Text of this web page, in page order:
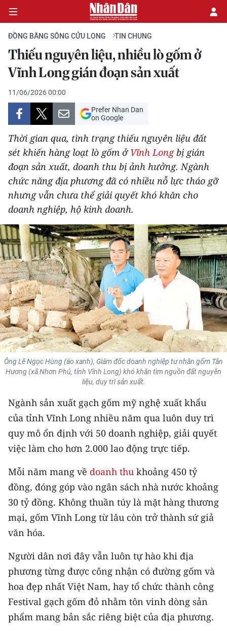
CHÍNH TRỊ
KINH TẾ
VĂN HÓA
XÃ HỘI
PHÁP LUẬT
DU LỊCH
THẾ GIỚI
THỂ THAO
GIÁO DỤC
Y TẾ
KHOA HỌC - CÔNG NGHỆ
MÔI TRƯỜNG
BẠN ĐỌC
KIỂM CHỨNG THÔNG TIN
TRI THỨC CHUYÊN SÂU
54 DÂN TỘC VIỆT NAM
MỘT SẢN PHẨM
RADIO
MEDIA CENTER
E-Magazine
Video
Media Chính trị
Media Kinh tế
ĐỒNG BẰNG SÔNG CỬU LONG TIN CHUNG
Thiếu nguyên liệu, nhiều lò gốm ở
Vĩnh Long gián đoạn sản xuất
11/06/2026 00:00
Prefer Nhan Dan
on Google
Thời gian qua, tình trạng thiếu nguyên liệu đất
sét khiến hàng loạt lò gốm ở Vĩnh Longbị gián
đoạn sản xuất, doanh thu bị ảnh hưởng. Ngành
chức năng địa phương đã có nhiều nỗ lực tháo gỡ
nhưng vẫn chưa thể giải quyết khó khăn cho
doanh nghiệp, hộ kinh doanh.
Ông Lê Ngọc Hùng (áo xanh), Giám đốc doanh nghiệp tư nhân gốm Tân
Hương (xã Nhơn Phú, tỉnh Vĩnh Long) khó khăn tìm nguồn đất nguyên
liệu, duy trì sản xuất.
Ngành sản xuất gạch gốm mỹ nghệ xuất khẩu
của tỉnh Vĩnh Long nhiều năm qua luôn duy trì
quy mô ổn định với 50 doanh nghiệp, giải quyết
việc làm cho hơn 2.000 lao động trực tiếp.
Mỗi năm mang về doanh thu khoảng 450 tỷ
đồng, đóng góp vào ngân sách nhà nước khoảng
30 tỷ đồng. Không thuần túy là mặt hàng thương
mại, gốm Vĩnh Long từ lâu còn trở thành sứ giả
văn hóa.
Người dân nơi đây vẫn luôn tự hào khi địa
phương từng được công nhận có đường gốm và
hoa đẹp nhất Việt Nam, hay tổ chức thành công
Festival gạch gốm đỏ nhằm tôn vinh dòng sản
phẩm mang bản sắc riêng biệt của địa phương.